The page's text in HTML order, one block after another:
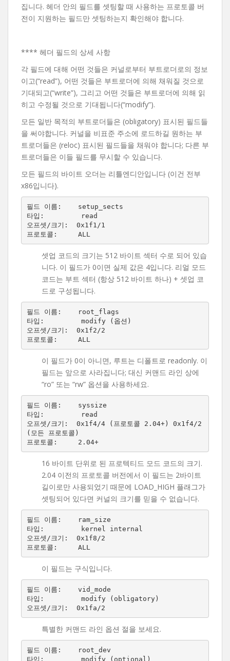
집니다. 헤더 안의 필드를 셋팅할 때 사용하는 프로토콜 버
전이 지원하는 필드만 셋팅하는지 확인해야 합니다.
**** 헤더 필드의 상세 사항
각 필드에 대해 어떤 것들은 커널로부터 부트로더로의 정보
이고(“read”), 어떤 것들은 부트로더에 의해 채워질 것으로
기대되고(“write”), 그리고 어떤 것들은 부트로더에 의해 읽
히고 수정될 것으로 기대됩니다(“modify”).
모든 일반 목적의 부트로더들은 (obligatory) 표시된 필드들
을 써야합니다. 커널을 비표준 주소에 로드하길 원하는 부
트로더들은 (reloc) 표시된 필드들을 채워야 합니다; 다른 부
트로더들은 이들 필드를 무시할 수 있습니다.
모든 필드의 바이트 오더는 리틀엔디안입니다 (이건 전부
x86입니다).
필드 이름:    setup_sects
타입:         read
오프셋/크기:  0x1f1/1
셋업 코드의 크기는 512 바이트 섹터 수로 되어 있습
니다. 이 필드가 0이면 실제 값은 4입니다. 리얼 모드
코드는 부트 섹터 (항상 512 바이트 하나) + 셋업 코
드로 구성됩니다.
필드 이름:    root_flags
타입:         modify (옵션)
오프셋/크기:  0x1f2/2
이 필드가 0이 아니면, 루트는 디폴트로 readonly. 이
필드는 앞으로 사라집니다; 대신 커맨드 라인 상에
“ro” 또는 “rw” 옵션을 사용하세요.
필드 이름:    syssize
타입:         read
오프셋/크기:  0x1f4/4 (프로토콜 2.04+) 0x1f4/2
(모든 프로토콜)
프로토콜:     2.04+
16 바이트 단위로 된 프로텍티드 모드 코드의 크기.
2.04 이전의 프로토콜 버전에서 이 필드는 2바이트
길이로만 사용되었기 때문에 LOAD_HIGH 플래그가
셋팅되어 있다면 커널의 크기를 믿을 수 없습니다.
필드 이름:    ram_size
타입:         kernel internal
오프셋/크기:  0x1f8/2
이 필드는 구식입니다.
필드 이름:    vid_mode
타입:         modify (obligatory)
특별한 커맨드 라인 옵션 절을 보세요.
필드 이름:    root_dev
타입:         modify (optional)